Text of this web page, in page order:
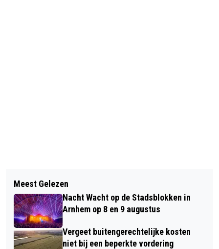
ONS VERHAAL: PERSOONLIJKE
VERHALEN OVER KETI KOTI OP 18
JUNI
WAGENINGEN INVESTEERT IN
TOEKOMSTBESTENDIGE STAD: VAN
SNEL INTERNET TOT BETERE
BEREIKBAARHEID
Meest Gelezen
Nacht Wacht op de Stadsblokken in
Arnhem op 8 en 9 augustus
Vergeet buitengerechtelijke kosten
niet bij een beperkte vordering